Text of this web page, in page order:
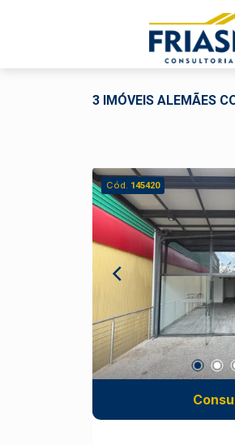
3 IMÓVEIS ALEMÃES
Cód. 145420